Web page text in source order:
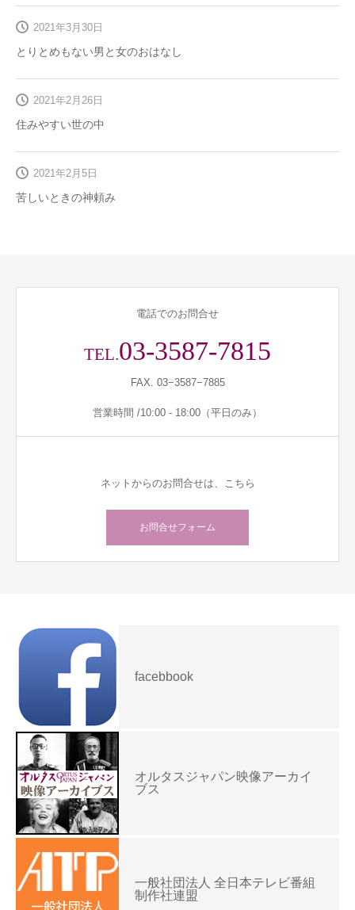
とりとめもない男と女のおはなし
2021年3月30日
住みやすい世の中
2021年2月26日
苦しいときの神頼み
2021年2月5日
電話でのお問合せ
TEL.03-3587-7815
FAX. 03−3587−7885
営業時間 /10:00 - 18:00（平日のみ）
ネットからのお問合せは、こちら
お問合せフォーム
facebbook
オルタスジャパン映像アーカイ
ブス
一般社団法人 全日本テレビ番組
制作社連盟